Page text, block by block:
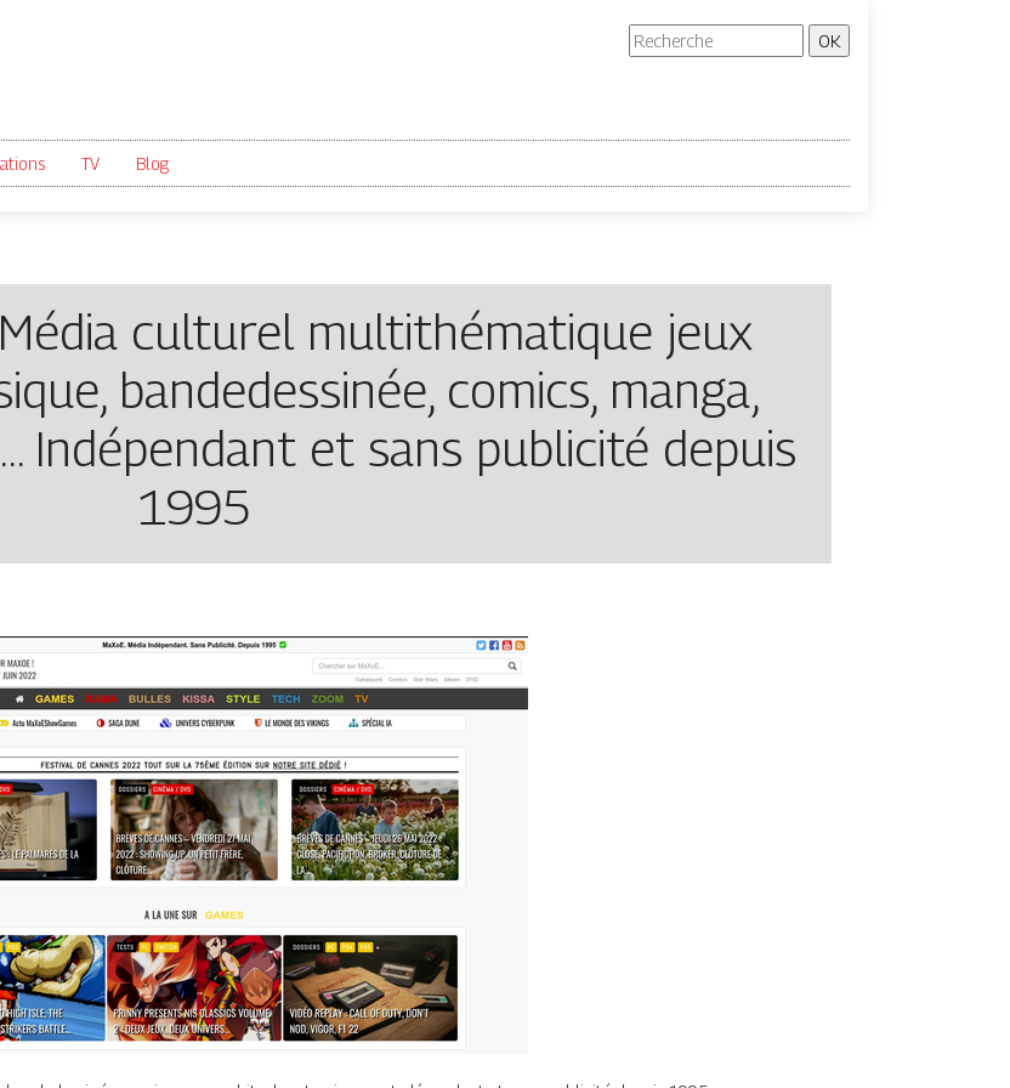
TV Blog
Média culturel multithématique jeux
bandedessinée, comics, manga,
Indépendant et sans publicité depuis
1995